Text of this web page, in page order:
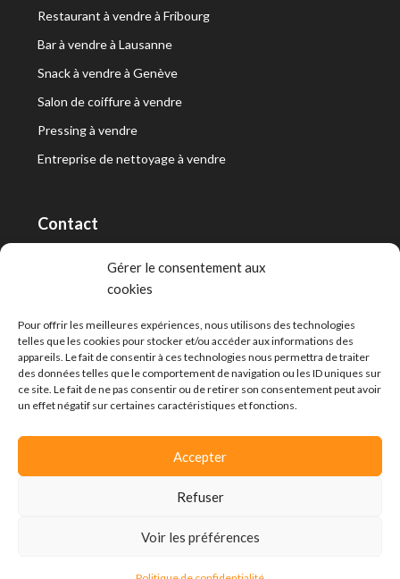
Gérer le consentement aux
cookies
Pour offrir les meilleures expériences, nous utilisons des technologies
telles que les cookies pour stocker et/ou accéder aux informations des
appareils. Le fait de consentir à ces technologies nous permettra de traiter
des données telles que le comportement de navigation ou les ID uniques sur
ce site. Le fait de ne pas consentir ou de retirer son consentement peut avoir
un effet négatif sur certaines caractéristiques et fonctions.
Accepter
Refuser
Voir les préférences
Mehmet Güven
Restaurant à vendre à Fribourg
Bar à vendre à Lausanne
Snack à vendre à Genève
Salon de coiffure à vendre
Pressing à vendre
Entreprise de nettoyage à vendre
Contact
RT Capital First SA/Ltd
info@capitalfirst.ch